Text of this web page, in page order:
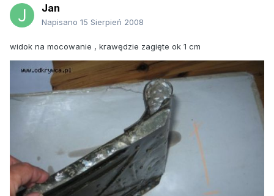
Jan
Napisano 15 Sierpień 2008
widok na mocowanie , krawędzie zagięte ok 1 cm